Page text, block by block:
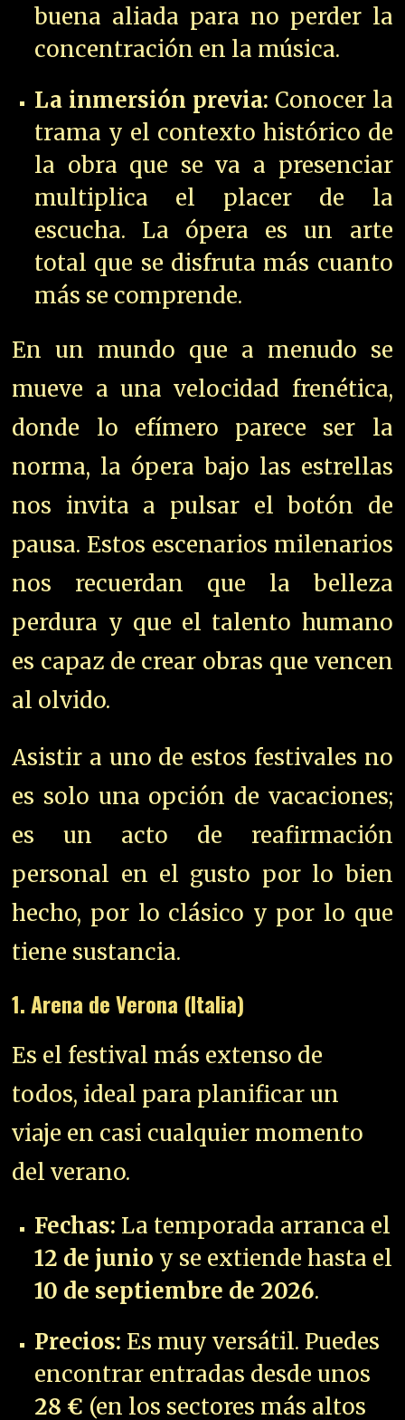
buena aliada para no perder la
concentración en la música.
La inmersión previa: Conocer la
trama y el contexto histórico de
la obra que se va a presenciar
multiplica el placer de la
escucha. La ópera es un arte
total que se disfruta más cuanto
más se comprende.
En un mundo que a menudo se
mueve a una velocidad frenética,
donde lo efímero parece ser la
norma, la ópera bajo las estrellas
nos invita a pulsar el botón de
pausa. Estos escenarios milenarios
nos recuerdan que la belleza
perdura y que el talento humano
es capaz de crear obras que vencen
al olvido.
Asistir a uno de estos festivales no
es solo una opción de vacaciones;
es un acto de reafirmación
personal en el gusto por lo bien
hecho, por lo clásico y por lo que
tiene sustancia.
1. Arena de Verona (Italia)
Es el festival más extenso de
todos, ideal para planificar un
viaje en casi cualquier momento
del verano.
Fechas: La temporada arranca el
12 de junio y se extiende hasta el
10 de septiembre de 2026.
Precios: Es muy versátil. Puedes
encontrar entradas desde unos
28 € (en los sectores más altos